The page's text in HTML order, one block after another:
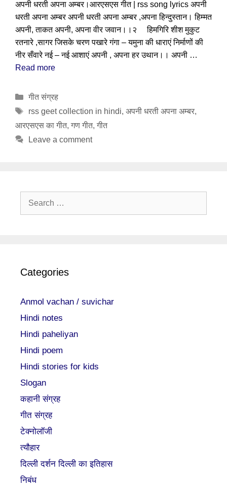
अपनी धरती अपना अम्बर।आरएसएस गीत | rss song lyrics अपनी
धरती अपना अम्बर अपनी धरती अपना अम्बर ,अपना हिन्दुस्तान। हिम्मत
अपनी, ताकत अपनी, अपना वीर जवान।।२ हिमगिरि शीश मुकुट
रतनारे ,सागर जिसके चरण पखारे गंगा – यमुना की धाराएं निर्माणों की
नीर सँवारे नई – नई आशाएं अपनी , अपना हर उथान।। अपनी …
Read more
Categories
गीत संग्रह
Tags
rss geet collection in hindi, अपनी धरती अपना अम्बर,
आरएसएस का गीत, गण गीत, गीत
Leave a comment
Search
Categories
Anmol vachan / suvichar
Hindi notes
Hindi paheliyan
Hindi poem
Hindi stories for kids
Slogan
कहानी संग्रह
गीत संग्रह
टेक्नोलॉजी
त्यौहार
दिल्ली दर्शन दिल्ली का इतिहास
निबंध